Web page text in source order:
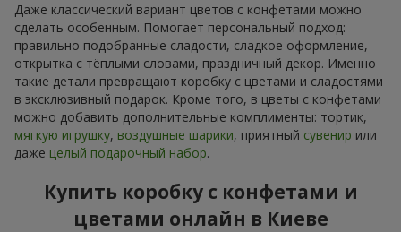
Даже классический вариант цветов с конфетами можно
сделать особенным. Помогает персональный подход:
правильно подобранные сладости, сладкое оформление,
открытка с тёплыми словами, праздничный декор. Именно
такие детали превращают коробку с цветами и сладостями
в эксклюзивный подарок. Кроме того, в цветы с конфетами
можно добавить дополнительные комплименты: тортик,
мягкую игрушку, воздушные шарики, приятный сувенир или
даже целый подарочный набор.
Купить коробку с конфетами и
цветами онлайн в Киеве